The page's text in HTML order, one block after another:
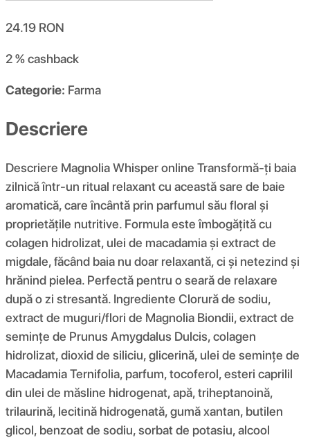
24.19 RON
2 %cashback
Categorie: Farma
Descriere
Descriere Magnolia Whisper online Transformă-ți baia
zilnică într-un ritual relaxant cu această sare de baie
aromatică, care încântă prin parfumul său floral și
proprietățile nutritive. Formula este îmbogățită cu
colagen hidrolizat, ulei de macadamia și extract de
migdale, făcând baia nu doar relaxantă, ci și netezind și
hrănind pielea. Perfectă pentru o seară de relaxare
după o zi stresantă. Ingrediente Clorură de sodiu,
extract de muguri/flori de Magnolia Biondii, extract de
semințe de Prunus Amygdalus Dulcis, colagen
hidrolizat, dioxid de siliciu, glicerină, ulei de semințe de
Macadamia Ternifolia, parfum, tocoferol, esteri caprilil
din ulei de măsline hidrogenat, apă, triheptanoină,
trilaurină, lecitină hidrogenată, gumă xantan, butilen
glicol, benzoat de sodiu, sorbat de potasiu, alcool